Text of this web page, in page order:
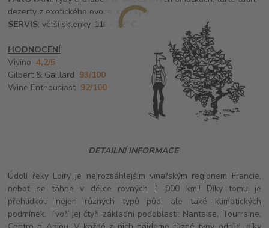
dezerty z exotického ovoce, kozí sýry.
SERVIS: větší sklenky, 11° - 12° C.
HODNOCENÍ
Vivino4,2/5
Gilbert & Gaillard 93/100
Wine Enthousiast 92/100
DETAILNÍ INFORMACE
Údolí řeky Loiry je nejrozsáhlejším vinařským regionem Francie,
neboť se táhne v délce rovných 1 000 km!! Díky tomu je
přehlídkou nejen různých typů půd, ale také klimatických
podmínek. Tvoří jej čtyři základní podoblasti: Nantaise, Tourraine,